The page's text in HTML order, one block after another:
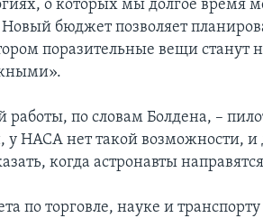
о которых мы долгое время
бюджет позволяет
поразительные вещи
работы, по словам Болдена, –
у НАСА нет такой возможности, и
когда астронавты
по торговле, науке и